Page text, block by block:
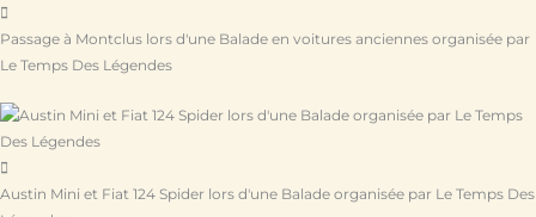
Passage à Montclus lors d'une Balade en voitures anciennes organisée par
Le Temps Des Légendes
Austin Mini et Fiat 124 Spider lors d'une Balade organisée par Le Temps Des